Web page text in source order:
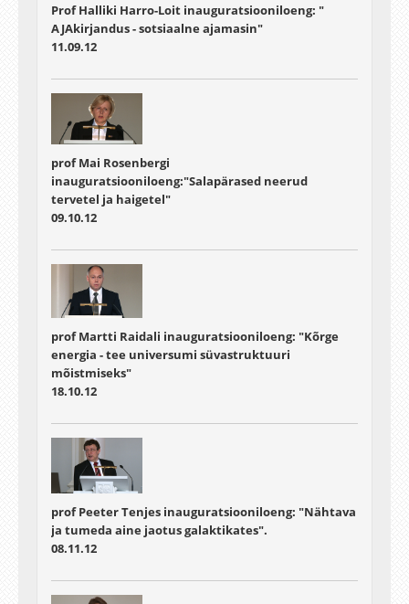
Prof Halliki Harro-Loit inauguratsiooniloeng: "
AJAkirjandus - sotsiaalne ajamasin"
11.09.12
prof Mai Rosenbergi
inauguratsiooniloeng:"Salapärased neerud
tervetel ja haigetel"
09.10.12
prof Martti Raidali inauguratsiooniloeng: "Kõrge
energia - tee universumi süvastruktuuri
mõistmiseks"
18.10.12
prof Peeter Tenjes inauguratsiooniloeng: "Nähtava
ja tumeda aine jaotus galaktikates".
08.11.12